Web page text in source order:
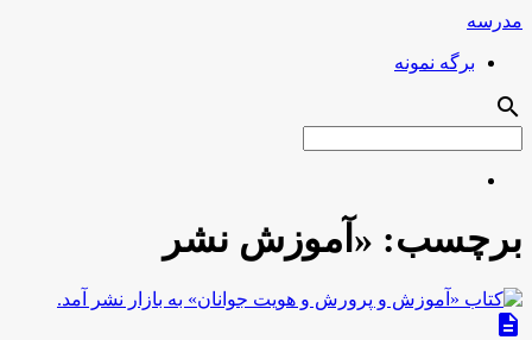
مدرسه
برگه نمونه
search
برچسب: «آموزش نشر
description